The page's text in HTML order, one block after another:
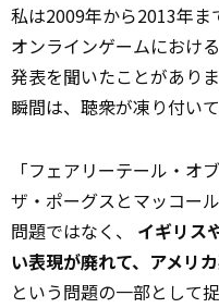
私は2009年から2013年ま
オンラインゲームにおけ
発表を聞いたことがあり
瞬間は、聴衆が凍り付いて
「フェアリーテール・オ
ザ・ポーグスとマッコー
問題ではなく、 イギリス
い表現が廃れて、アメリ
という問題の一部として